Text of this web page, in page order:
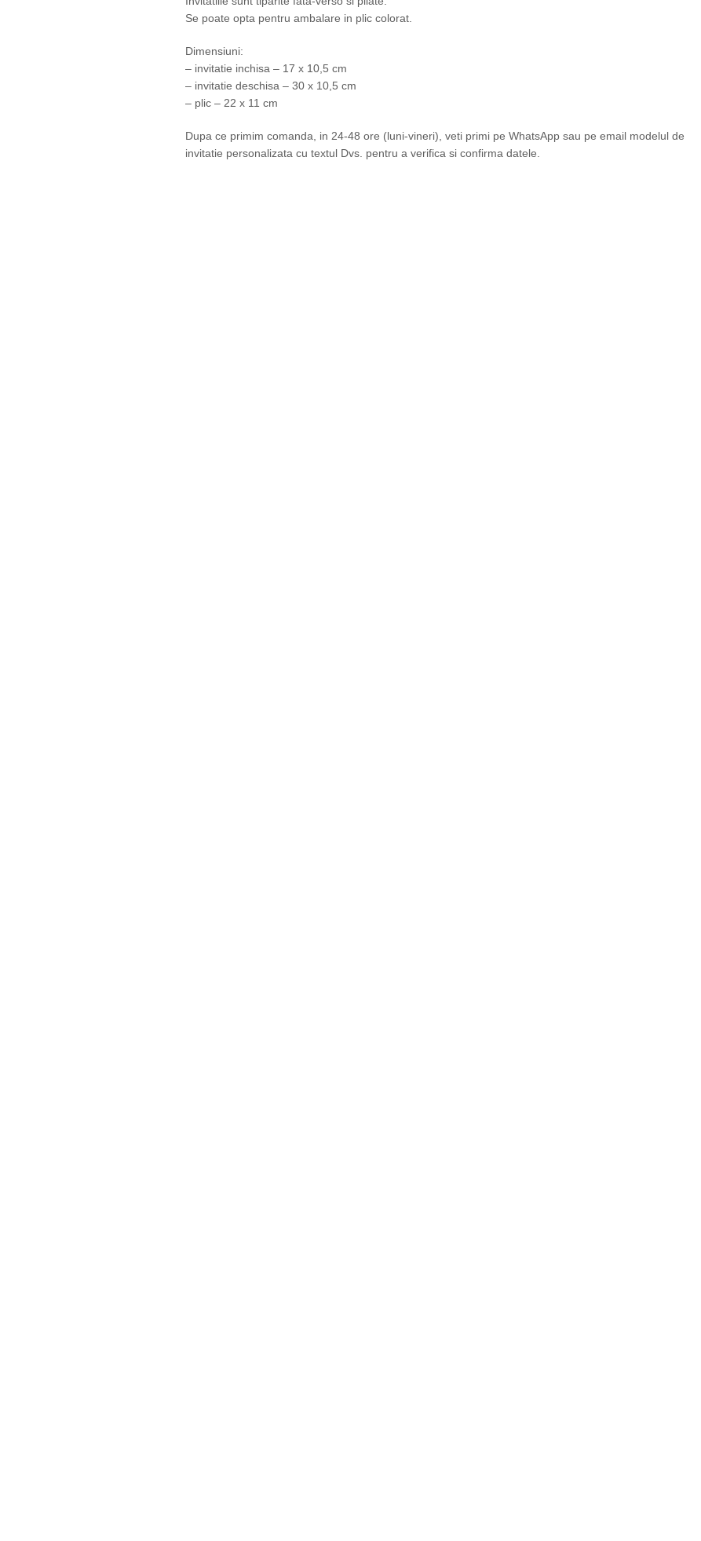
Se poate opta pentru ambalare in plic colorat.
Dimensiuni:
– invitatie inchisa – 17 x 10,5 cm
– invitatie deschisa – 30 x 10,5 cm
– plic – 22 x 11 cm
Dupa ce primim comanda, in 24-48 ore (luni-vineri), veti primi pe WhatsApp sau pe email modelul de
invitatie personalizata cu textul Dvs. pentru a verifica si confirma datele.